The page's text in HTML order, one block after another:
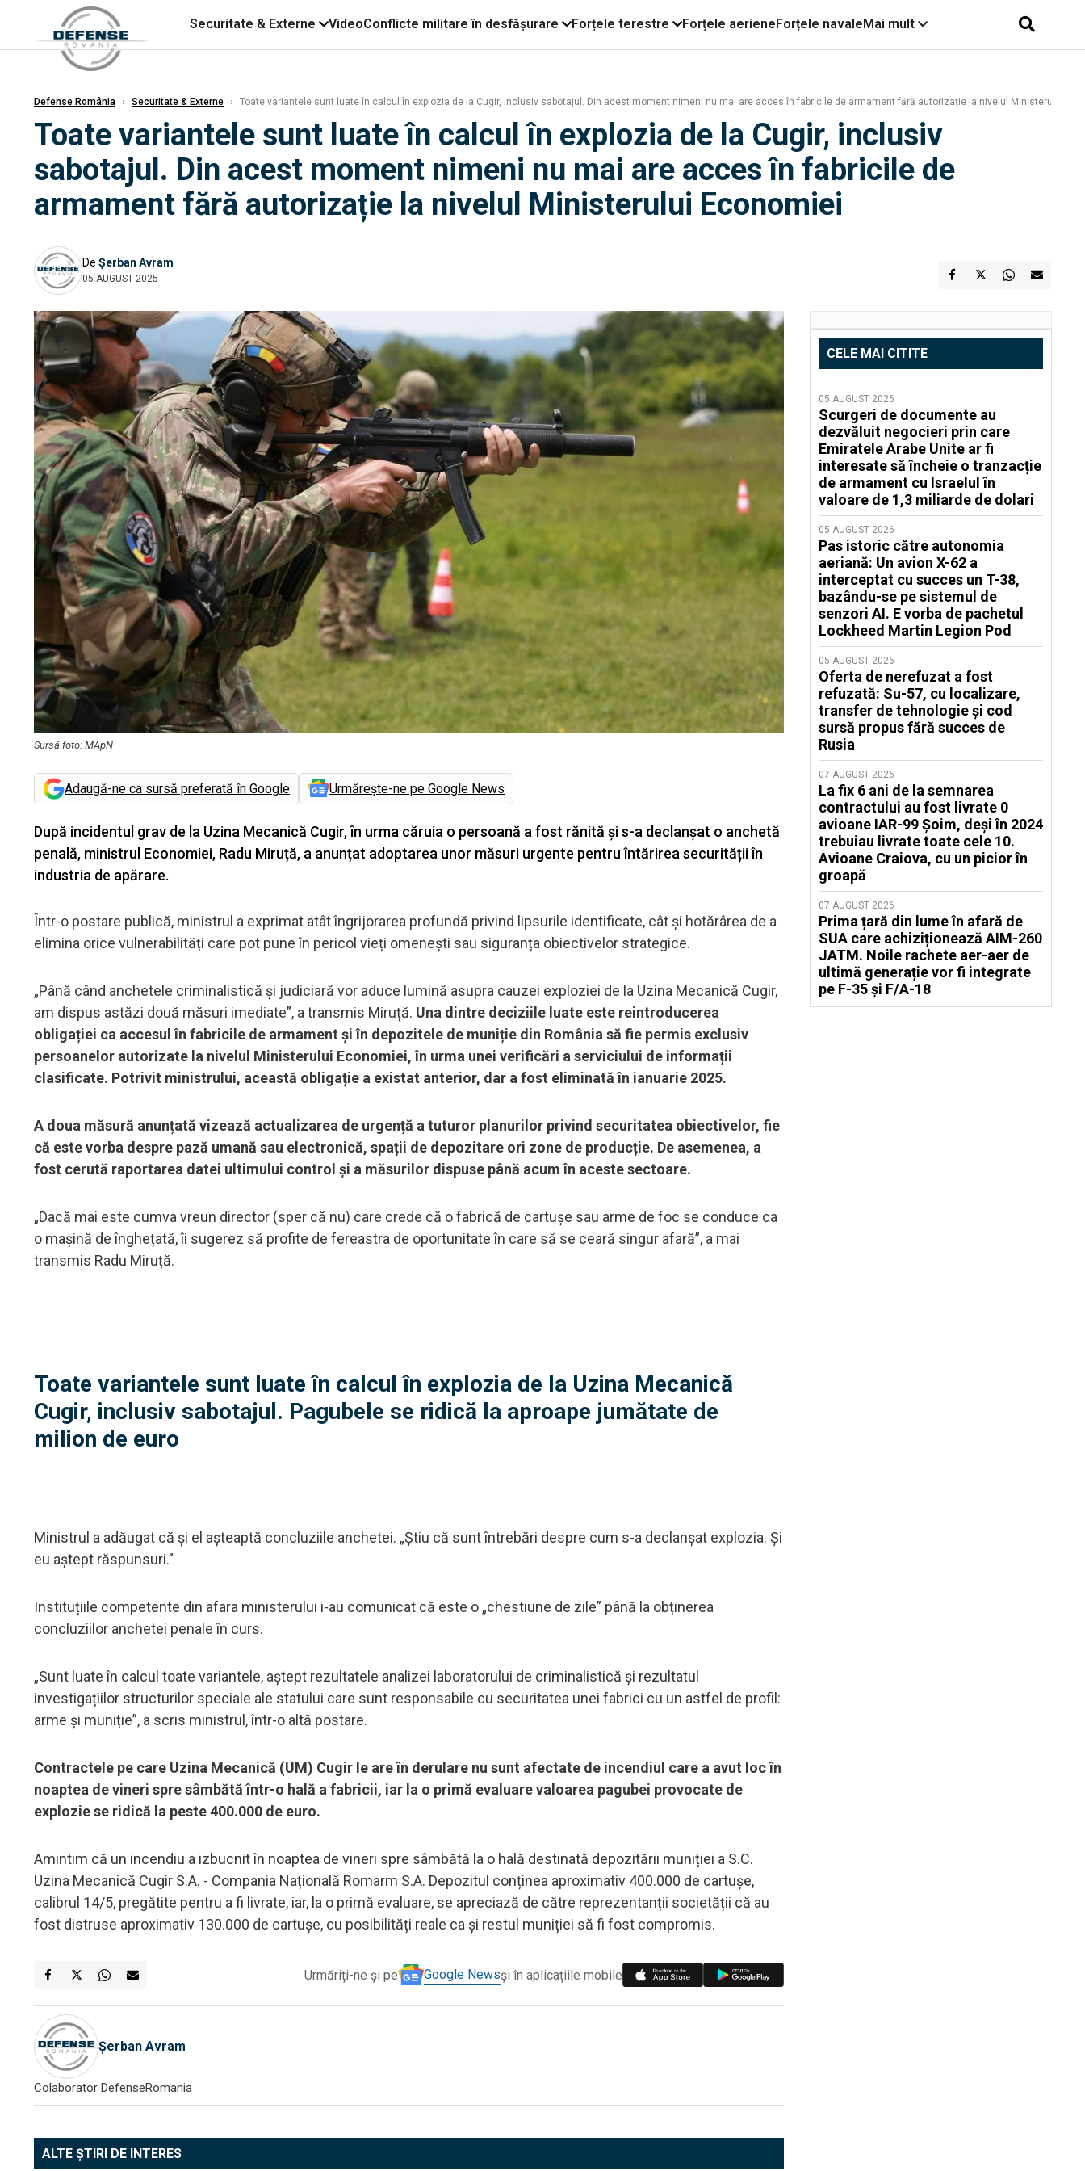
Securitate & Externe VideoConflicte militare în desfășurare Forțele terestre Forțele aerieneForțele navaleMai mult
Defense România › Securitate & Externe › Toate variantele sunt luate în calcul în explozia de la Cugir, inclusiv sabotajul. Din acest moment nimeni nu mai are acces în fabricile de armament fără autorizație la nivelul Ministerului
Toate variantele sunt luate în calcul în explozia de la Cugir, inclusiv
sabotajul. Din acest moment nimeni nu mai are acces în fabricile de
armament fără autorizație la nivelul Ministerului Economiei
De Șerban Avram
05 AUGUST 2025
Sursă foto: MApN
Adaugă-ne ca sursă preferată în Google Urmărește-ne pe Google News
După incidentul grav de la Uzina Mecanică Cugir, în urma căruia o persoană a fost rănită și s-a declanșat o anchetă
penală, ministrul Economiei, Radu Miruță, a anunțat adoptarea unor măsuri urgente pentru întărirea securității în
industria de apărare.
Într-o postare publică, ministrul a exprimat atât îngrijorarea profundă privind lipsurile identificate, cât și hotărârea de a
elimina orice vulnerabilități care pot pune în pericol vieți omenești sau siguranța obiectivelor strategice.
„Până când anchetele criminalistică și judiciară vor aduce lumină asupra cauzei exploziei de la Uzina Mecanică Cugir,
am dispus astăzi două măsuri imediate”, a transmis Miruță. Una dintre deciziile luate este reintroducerea
obligației ca accesul în fabricile de armament și în depozitele de muniție din România să fie permis exclusiv
persoanelor autorizate la nivelul Ministerului Economiei, în urma unei verificări a serviciului de informații
clasificate. Potrivit ministrului, această obligație a existat anterior, dar a fost eliminată în ianuarie 2025.
A doua măsură anunțată vizează actualizarea de urgență a tuturor planurilor privind securitatea obiectivelor, fie
că este vorba despre pază umană sau electronică, spații de depozitare ori zone de producție. De asemenea, a
fost cerută raportarea datei ultimului control și a măsurilor dispuse până acum în aceste sectoare.
„Dacă mai este cumva vreun director (sper că nu) care crede că o fabrică de cartușe sau arme de foc se conduce ca
o mașină de înghețată, îi sugerez să profite de fereastra de oportunitate în care să se ceară singur afară”, a mai
transmis Radu Miruță.
Toate variantele sunt luate în calcul în explozia de la Uzina Mecanică
Cugir, inclusiv sabotajul. Pagubele se ridică la aproape jumătate de
milion de euro
Ministrul a adăugat că și el așteaptă concluziile anchetei. „Știu că sunt întrebări despre cum s-a declanșat explozia. Și
eu aștept răspunsuri.”
Instituțiile competente din afara ministerului i-au comunicat că este o „chestiune de zile” până la obținerea
concluziilor anchetei penale în curs.
„Sunt luate în calcul toate variantele, aștept rezultatele analizei laboratorului de criminalistică și rezultatul
investigațiilor structurilor speciale ale statului care sunt responsabile cu securitatea unei fabrici cu un astfel de profil:
arme și muniție”, a scris ministrul, într-o altă postare.
Contractele pe care Uzina Mecanică (UM) Cugir le are în derulare nu sunt afectate de incendiul care a avut loc în
noaptea de vineri spre sâmbătă într-o hală a fabricii, iar la o primă evaluare valoarea pagubei provocate de
explozie se ridică la peste 400.000 de euro.
Amintim că un incendiu a izbucnit în noaptea de vineri spre sâmbătă la o hală destinată depozitării muniției a S.C.
Uzina Mecanică Cugir S.A. - Compania Națională Romarm S.A. Depozitul conținea aproximativ 400.000 de cartușe,
calibrul 14/5, pregătite pentru a fi livrate, iar, la o primă evaluare, se apreciază de către reprezentanții societății că au
fost distruse aproximativ 130.000 de cartușe, cu posibilități reale ca și restul muniției să fi fost compromis.
Urmăriți-ne și pe Google Newsși în aplicațiile mobile
Șerban Avram
Colaborator DefenseRomania
ALTE ȘTIRI DE INTERES
CELE MAI CITITE
05 AUGUST 2026
Scurgeri de documente au
dezvăluit negocieri prin care
Emiratele Arabe Unite ar fi
interesate să încheie o tranzacție
de armament cu Israelul în
valoare de 1,3 miliarde de dolari
05 AUGUST 2026
Pas istoric către autonomia
aeriană: Un avion X-62 a
interceptat cu succes un T-38,
bazându-se pe sistemul de
senzori AI. E vorba de pachetul
Lockheed Martin Legion Pod
05 AUGUST 2026
Oferta de nerefuzat a fost
refuzată: Su-57, cu localizare,
transfer de tehnologie și cod
sursă propus fără succes de
Rusia
07 AUGUST 2026
La fix 6 ani de la semnarea
contractului au fost livrate 0
avioane IAR-99 Șoim, deși în 2024
trebuiau livrate toate cele 10.
Avioane Craiova, cu un picior în
groapă
07 AUGUST 2026
Prima țară din lume în afară de
SUA care achiziționează AIM-260
JATM. Noile rachete aer-aer de
ultimă generație vor fi integrate
pe F-35 și F/A-18